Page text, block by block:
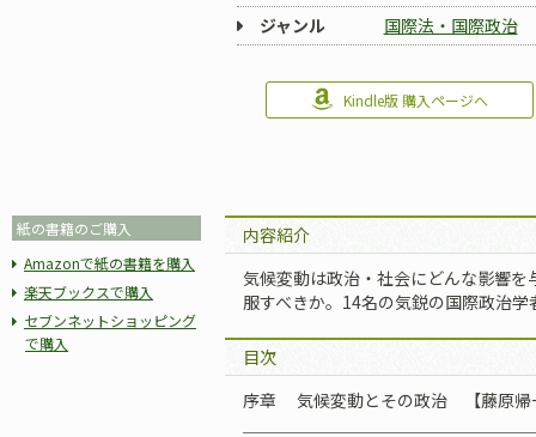
ジャンル
国際法・国際政治
Kindle版 購入ページへ
紙の書籍のご購入
Amazonで紙の書籍を購入
楽天ブックスで購入
セブンネットショッピング
で購入
内容紹介
気候変動は政治・社会にどんな影響
服すべきか。14名の気鋭の国際政治
目次
序章 気候変動とその政治 【藤原帰